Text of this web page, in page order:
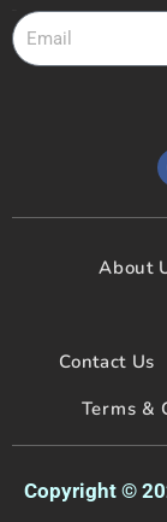
About
Contact Us
Terms &
Copyright ©